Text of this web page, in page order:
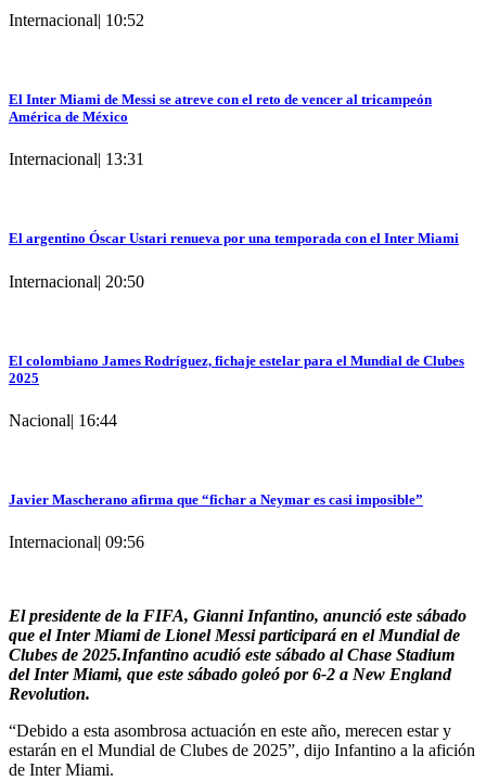
Internacional| 10:52
El Inter Miami de Messi se atreve con el reto de vencer al tricampeón
América de México
Internacional| 13:31
El argentino Óscar Ustari renueva por una temporada con el Inter Miami
Internacional| 20:50
El colombiano James Rodríguez, fichaje estelar para el Mundial de Clubes
2025
Nacional| 16:44
Javier Mascherano afirma que “fichar a Neymar es casi imposible”
Internacional| 09:56
El presidente de la FIFA, Gianni Infantino, anunció este sábado
que el Inter Miami de Lionel Messi participará en el Mundial de
Clubes de 2025.Infantino acudió este sábado al Chase Stadium
del Inter Miami, que este sábado goleó por 6-2 a New England
Revolution.
“Debido a esta asombrosa actuación en este año, merecen estar y
estarán en el Mundial de Clubes de 2025”, dijo Infantino a la afición
de Inter Miami.